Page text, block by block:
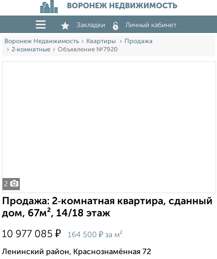
ВОРОНЕЖ НЕДВИЖИМОСТЬ
Закладки Личный кабинет
Воронеж Недвижимость Квартиры
Продажа
2‑комнатные
Объявление №7920
2
Продажа: 2‑комнатная квартира, сданный
дом, 67м², 14/18 этаж
10 977 085 ₽ 164 500 ₽ за м²
Ленинский район, Краснознамённая 72